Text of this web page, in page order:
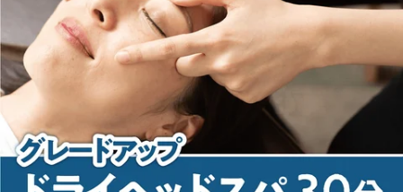
素より当店をご愛顧いただきありがとうございます。
7/30(木)、7/31(金)はスタッフの体調不良により、12:00からの
営業とさせていただくことになりました。皆様には大変ご迷
惑をおかけしますが、ご理解賜りますようお願い申し上げま
す。また、ご予約はネットから24時間承ることが可能です。
空き状況の確認と合わせてご利用ください。明日も皆様のご
来店を心よりお待ちしております。直近の予約状況は、土日
祝が特に人気です!平日も埋まりやすい時間帯はありますが
比較的空きがあります!※ご予約状況は変わることがありま
す。お気軽にお電話でお問い合わせください。リラクゼーシ
2026.07.28
暑くなってきましたね～
こんにちは!Re.Ra.Kuセンター南サウスウッド店です!そろそ
ろ梅雨明けして夏に移りそうな暑さですね。蒸し暑くてうち
では常にエアコンつけっぱなしです～（電気代が怖いで
す…）ただ身体が冷えると血行不良になったりつりやすくな
ったりと不調が出やすくなるのでうまくエアコンを活用して
2026.07.19
8/19(水)の営業時間について